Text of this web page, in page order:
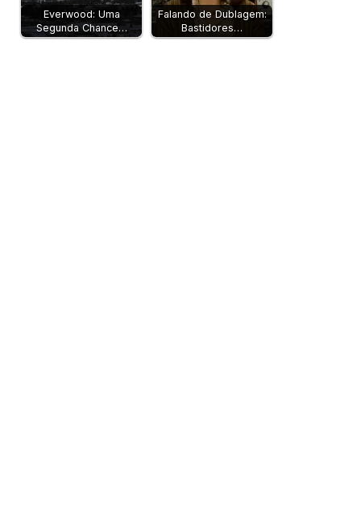
Everwood: Uma
Segunda Chance…
Falando de Dublagem:
Bastidores…